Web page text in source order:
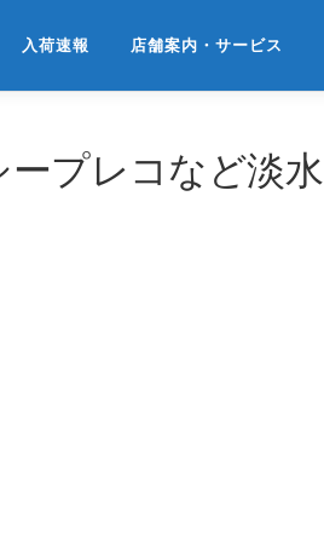
入荷速報 店舗案内・サービス
プレコなど淡水